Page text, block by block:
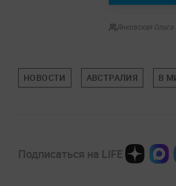
Янковская Ольга
НОВОСТИ АВСТРАЛИЯ В
Подписаться на LIFE